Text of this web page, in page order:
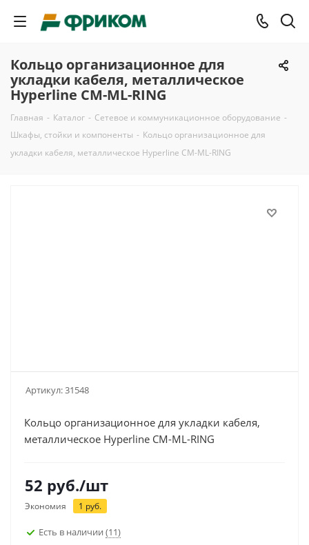
Кольцо организационное для
укладки кабеля, металлическое
Hyperline CM-ML-RING
Главная - Каталог - Сетевое и коммуникационное оборудование -
Шкафы, стойки и компоненты - Кольцо организационное для
укладки кабеля, металлическое Hyperline CM-ML-RING
Артикул:31548
Кольцо организационное для укладки кабеля,
металлическое Hyperline CM-ML-RING
52 руб./шт
Экономия 1 руб.
Есть в наличии (11)